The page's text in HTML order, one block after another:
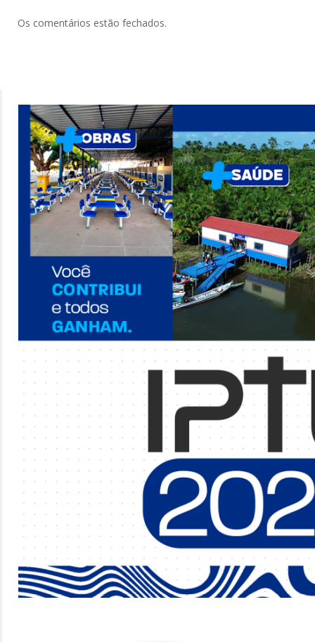
Os comentários estão fechados.